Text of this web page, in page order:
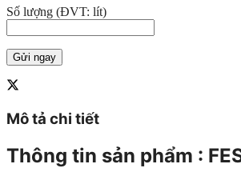
Số lượng (ĐVT: lít)
Mô tả chi tiết
Thông tin sản phẩm :